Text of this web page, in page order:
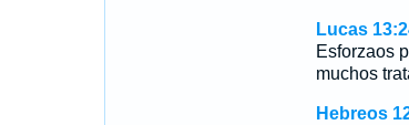
Lucas
Esforzaos
muchos
Hebreos